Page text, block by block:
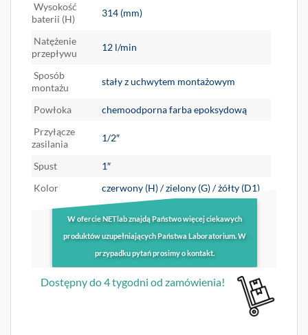
Wysokość
baterii (H)
314 (mm)
Natężenie
przepływu
12 l/min
Sposób
montażu
stały z uchwytem montażowym
Powłoka
chemoodporna farba epoksydową
Przyłącze
zasilania
1/2″
Spust
1″
Kolor
czerwony (H) / zielony (G) / żółty (D1)
W ofercie NETlab znajdą Państwo więcej ciekawych
produktów uzupełniających Państwa Laboratorium. W
przypadku pytań prosimy o kontakt.
Dostępny do 4 tygodni od zamówienia!